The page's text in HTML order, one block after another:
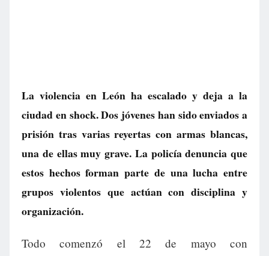
La violencia en León ha escalado y deja a la
ciudad en shock. Dos jóvenes han sido enviados a
prisión tras varias reyertas con armas blancas,
una de ellas muy grave. La policía denuncia que
estos hechos forman parte de una lucha entre
grupos violentos que actúan con disciplina y
organización.
Todo comenzó el 22 de mayo con